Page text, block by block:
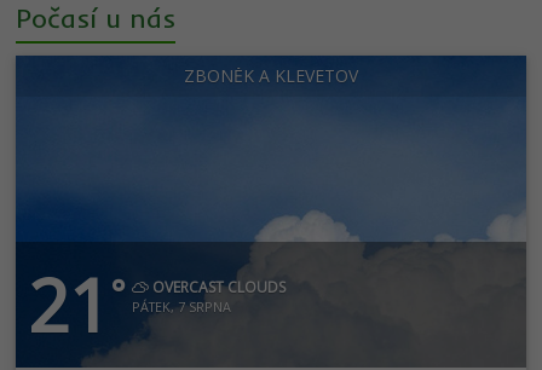
Počasí u nás
ZBONĚK A KLEVETOV
21 ° OVERCAST CLOUDS
PÁTEK, 7 SRPNA